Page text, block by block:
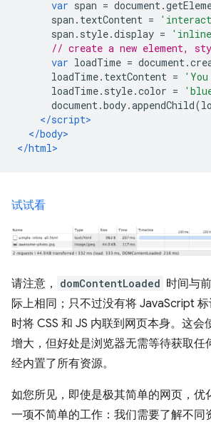
var span = document.
span . textContent =
span . style.display =
// create a new element,
var loadTime = document.
loadTime. textContent =
loadTime. style.color =
document.body.appendChild(
</script>
</body>
</html>
试试看
请注意， domContentLoaded 时间与
际上相同；只不过没有将 JavaScript
时将 CSS 和 JS 内联到网页本身。这会
增大，但好处是浏览器无需等待获取任
经内置了所有资源。
如您所见，即使是极其简单的网页，优
一项不简单的工作：我们需要了解不同